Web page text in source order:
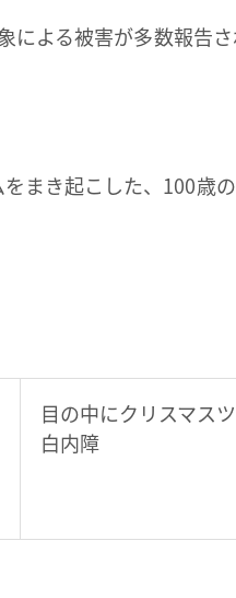
による被害が多数報告
まき起こした、100歳
目の中にクリスマス
白内障